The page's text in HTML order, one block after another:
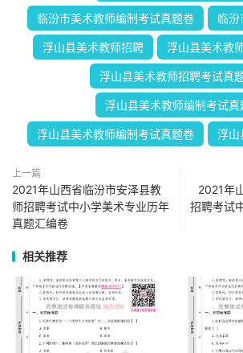
临汾市美术教师编制考试真题卷 临汾
浮山县美术教师招聘 浮山县美术教
浮山县美术教师招聘考试真
浮山县美术教师编制考试真
浮山县美术教师编制考试真题卷 浮山
上一篇
2021年山西省临汾市安泽县教
师招聘考试中小学美术专业历年
真题汇编卷
2021年
招聘考试
相关推荐